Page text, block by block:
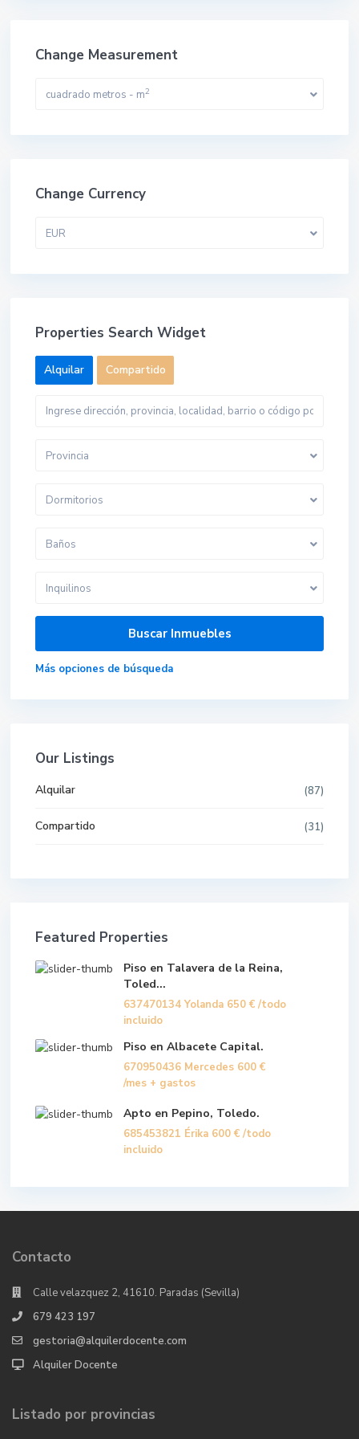
Change Measurement
cuadrado metros - m2
Change Currency
EUR
Properties Search Widget
Alquilar Compartido
Provincia
Dormitorios
Baños
Inquilinos
Más opciones de búsqueda
Our Listings
Alquilar (87)
Compartido (31)
Featured Properties
Piso en Talavera de la Reina,
Toled...
637470134 Yolanda 650 € /todo
incluido
Piso en Albacete Capital.
670950436 Mercedes 600 €
/mes + gastos
Apto en Pepino, Toledo.
685453821 Érika 600 € /todo
incluido
Contacto
Calle velazquez 2, 41610. Paradas (Sevilla)
679 423 197
gestoria@alquilerdocente.com
Alquiler Docente
Listado por provincias